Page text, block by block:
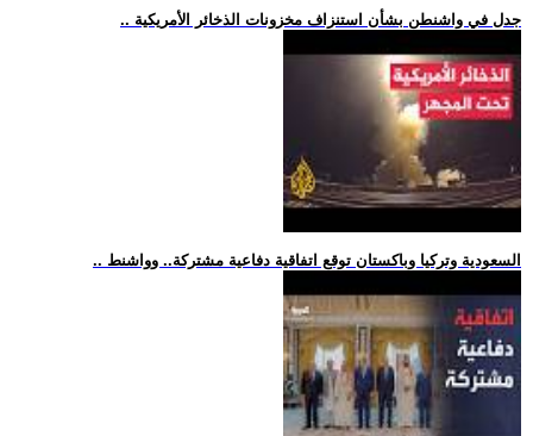
.. جدل في واشنطن بشأن استنزاف مخزونات الذخائر الأمريكية
.. السعودية وتركيا وباكستان توقع اتفاقية دفاعية مشتركة.. وواشنط